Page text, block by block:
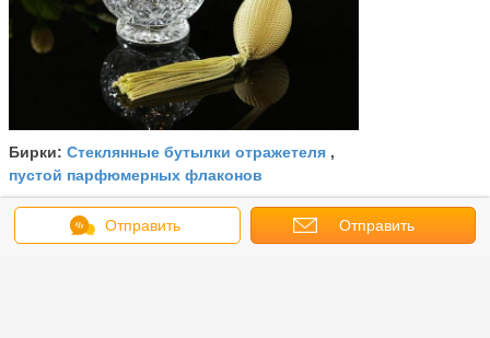
Бирки: Стеклянные бутылки отражетеля ,
пустой парфюмерных флаконов
Получить лучшую цену для
Отправить Отправить